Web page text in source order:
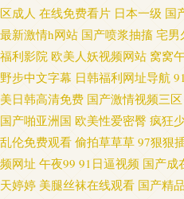
区成人 在线免费看片 日本一级 国
最新激情h网站 国产喷浆抽搐 宅男
福利影院 欧美人妖视频网站 窝窝
野步中文字幕 日韩福利网址导航
美日韩高清免费 国产激情视频三区
国产啪亚洲国 欧美性爱密臀 疯狂
乱伦免费观看 偷拍草草草 97狠狠
频网址 午夜99 91日逼视频 国产成
天婷婷 美腿丝袜在线观看 国产精